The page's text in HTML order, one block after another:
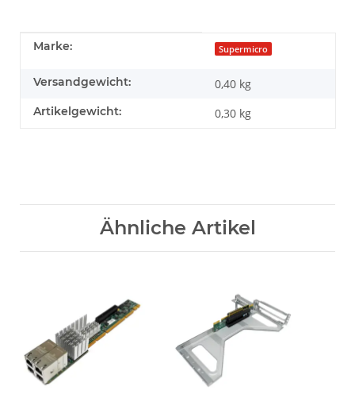
Produkteigenschaft
Wert
Marke: Supermicro
Versandgewicht: 0,40 kg
Artikelgewicht: 0,30 kg
Ähnliche Artikel